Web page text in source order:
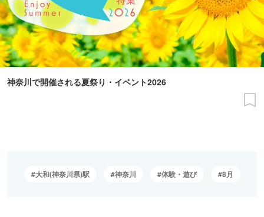
神奈川で開催される夏祭り・イベント2026
大和(神奈川県)駅 神奈川 体験・遊び 8月